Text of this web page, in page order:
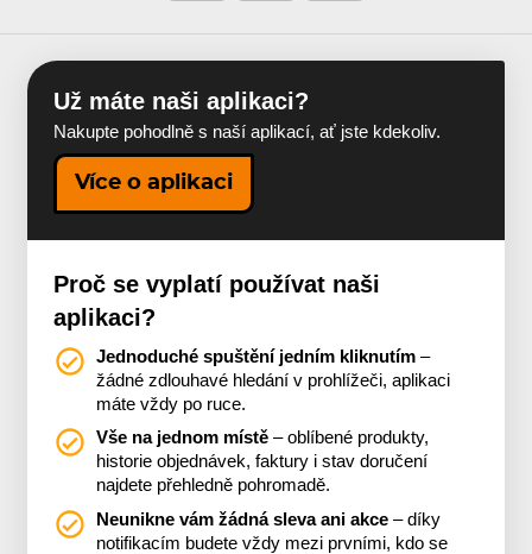
Už máte naši aplikaci?
Nakupte pohodlně s naší aplikací, ať jste kdekoliv.
Více o aplikaci
Proč se vyplatí používat naši
aplikaci?
Jednoduché spuštění jedním kliknutím –
žádné zdlouhavé hledání v prohlížeči, aplikaci
máte vždy po ruce.
Vše na jednom místě – oblíbené produkty,
historie objednávek, faktury i stav doručení
najdete přehledně pohromadě.
Neunikne vám žádná sleva ani akce – díky
notifikacím budete vždy mezi prvními, kdo se